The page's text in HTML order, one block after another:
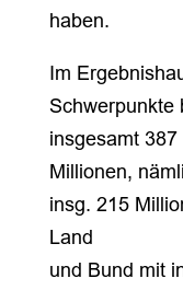
haben.
Im
Schwerpunkte
insgesamt 387
Millionen,
insg. 215
Land
und Bund mit